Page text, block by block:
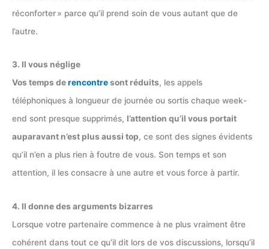
réconforter » parce qu’il prend soin de vous autant que de
l’autre.
3. Il vous néglige
Vos temps derencontresont réduits, les appels
téléphoniques à longueur de journée ou sortis chaque week-
end sont presque supprimés, l’attention qu’il vous portait
auparavant n’est plus aussi top, ce sont des signes évidents
qu’il n’en a plus rien à foutre de vous. Son temps et son
attention, il les consacre à une autre et vous force à partir.
4. Il donne des arguments bizarres
Lorsque votre partenaire commence à ne plus vraiment être
cohérent dans tout ce qu’il dit lors de vos discussions, lorsqu’il